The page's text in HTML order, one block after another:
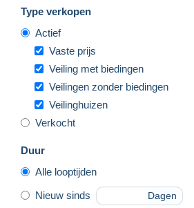
Type verkopen
Actief
Vaste prijs
Veiling met biedingen
Veilingen zonder biedingen
Veilinghuizen
Verkocht
Duur
Alle looptijden
Nieuw sinds Dagen